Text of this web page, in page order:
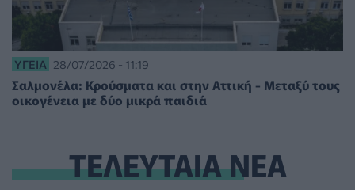
ΥΓΕΊΑ 28/07/2026 - 11:19
Σαλμονέλα: Κρούσματα και στην Αττική - Μεταξύ τους
οικογένεια με δύο μικρά παιδιά
ΤΕΛΕΥΤΑΙΑ ΝΕΑ